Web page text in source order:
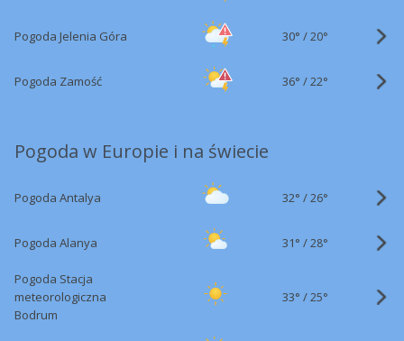
Pogoda Jelenia Góra 30° /20°
Pogoda Zamość 36° /22°
Pogoda w Europie i na świecie
Pogoda Antalya 32° /26°
Pogoda Alanya 31° /28°
Pogoda Stacja
meteorologiczna
Bodrum
33° /25°